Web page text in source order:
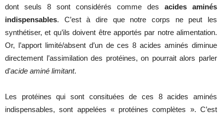
dont seuls 8 sont considérés comme des acides aminés
indispensables. C’est à dire que notre corps ne peut les
synthétiser, et qu’ils doivent être apportés par notre alimentation.
Or, l’apport limité/absent d’un de ces 8 acides aminés diminue
directement l’assimilation des protéines, on pourrait alors parler
d’acide aminé limitant.
Les protéines qui sont consituées de ces 8 acides aminés
indispensables, sont appelées « protéines complètes ». C’est